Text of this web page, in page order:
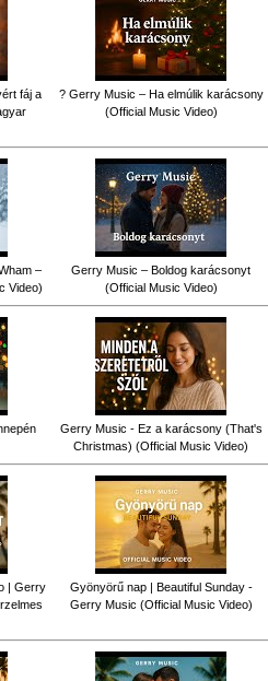
fáj a
? Gerry Music – Ha elmúlik karácsony
(Official Music Video)
–
Video)
Gerry Music – Boldog karácsonyt
(Official Music Video)
Gerry Music - Ez a karácsony (That's
Christmas) (Official Music Video)
| Gerry
Gyönyörű nap | Beautiful Sunday -
Gerry Music (Official Music Video)